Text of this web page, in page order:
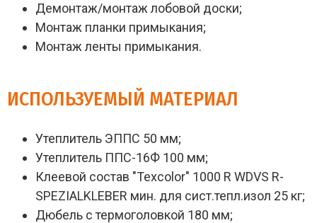
Демонтаж/монтаж лобовой доски;
Монтаж планки примыкания;
Монтаж ленты примыкания.
ИСПОЛЬЗУЕМЫЙ МАТЕРИАЛ
Утеплитель ЭППС 50 мм;
Утеплитель ППС-16Ф 100 мм;
Клеевой состав "Texcolor" 1000 R WDVS R-
SPEZIALKLEBER мин. для сист.тепл.изол 25 кг;
Дюбель с термоголовкой 180 мм;